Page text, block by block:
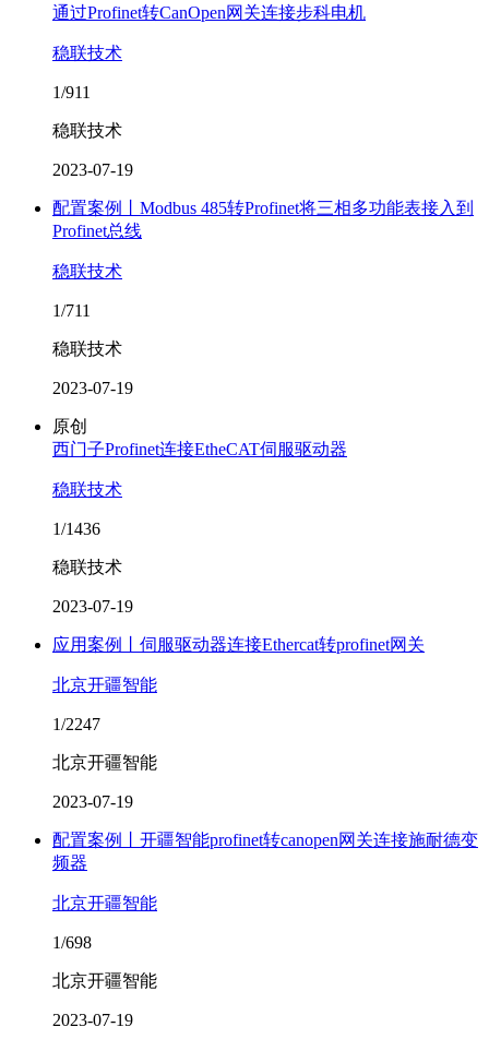
通过Profinet转CanOpen网关连接步科电机
稳联技术
1/911
稳联技术
2023-07-19
配置案例丨Modbus 485转Profinet将三相多功能表接入到
Profinet总线
稳联技术
1/711
稳联技术
2023-07-19
原创
西门子Profinet连接EtheCAT伺服驱动器
稳联技术
1/1436
稳联技术
2023-07-19
应用案例丨伺服驱动器连接Ethercat转profinet网关
北京开疆智能
1/2247
北京开疆智能
2023-07-19
配置案例丨开疆智能profinet转canopen网关连接施耐德变
频器
北京开疆智能
1/698
北京开疆智能
2023-07-19